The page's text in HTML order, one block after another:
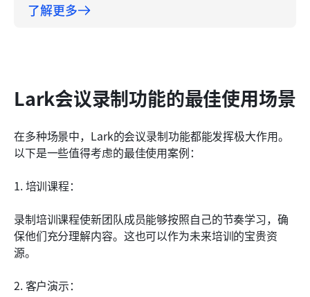
了解更多
Lark会议录制功能的最佳使用场景
在多种场景中，Lark的会议录制功能都能发挥极大作用。
以下是一些值得考虑的最佳使用案例：
1. 培训课程：
录制培训课程使新团队成员能够按照自己的节奏学习，确
保他们充分理解内容。这也可以作为未来培训的宝贵资
源。
2. 客户演示：